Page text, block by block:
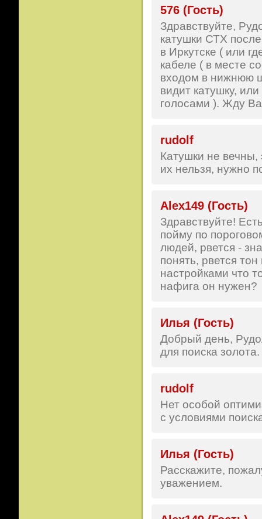
576 (Гость)
Здравствуйте,
катушки СТХ
в Иркутске ( или
кабеле ( в месте
входом в нижнюю
видит катушку,
голосами ). Жду
rudolf
Катушки не вечны,
их нельзя, нужно
Alex149 (Гость)
Здравствуйте!
пойму по
людей, рвется -
понять, рвется
настройками что
нафига он нужен?
Илья (Гость)
Добрый день,
для поиска
rudolf
Нет особой
с условиями
Илья (Гость)
Расскажите,
уважением.